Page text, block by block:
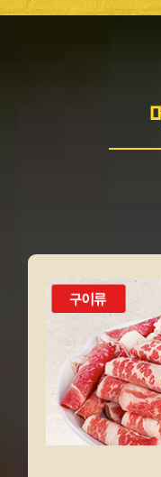
차돌박이에 매
졌으며, 아삭한
양하